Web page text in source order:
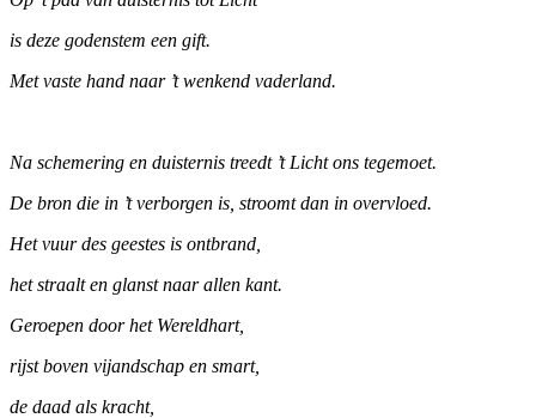
is deze godenstem een gift.
Met vaste hand naar ’t wenkend vaderland.
Na schemering en duisternis treedt ’t Licht ons tegemoet.
De bron die in ’t verborgen is, stroomt dan in overvloed.
Het vuur des geestes is ontbrand,
het straalt en glanst naar allen kant.
Geroepen door het Wereldhart,
rijst boven vijandschap en smart,
de daad als kracht,